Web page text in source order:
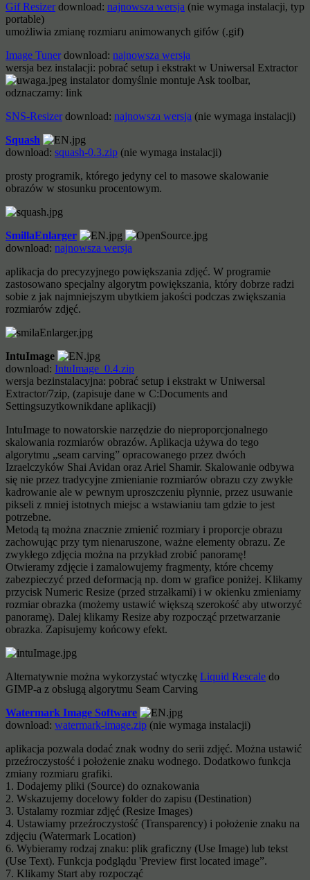
Gif Resizerdownload: najnowsza wersja (nie wymaga instalacji, typ
portable)
umożliwia zmianę rozmiaru animowanych gifów (.gif)
Image Tunerdownload: najnowsza wersja
wersja bez instalacji: pobrać setup i ekstrakt w Uniwersal Extractor
instalator domyślnie montuje Ask toolbar,
odznaczamy: link
SNS-Resizerdownload: najnowsza wersja (nie wymaga instalacji)
Squash
download: squash-0.3.zip (nie wymaga instalacji)
prosty programik, którego jedyny cel to masowe skalowanie
obrazów w stosunku procentowym.
SmillaEnlarger
download: najnowsza wersja
aplikacja do precyzyjnego powiększania zdjęć. W programie
zastosowano specjalny algorytm powiększania, który dobrze radzi
sobie z jak najmniejszym ubytkiem jakości podczas zwiększania
rozmiarów zdjęć.
IntuImage
download: IntuImage_0.4.zip
wersja bezinstalacyjna: pobrać setup i ekstrakt w Uniwersal
Extractor/7zip, (zapisuje dane w C:Documents and
Settingsuzytkownikdane aplikacji)
IntuImage to nowatorskie narzędzie do nieproporcjonalnego
skalowania rozmiarów obrazów. Aplikacja używa do tego
algorytmu „seam carving” opracowanego przez dwóch
Izraelczyków Shai Avidan oraz Ariel Shamir. Skalowanie odbywa
się nie przez tradycyjne zmienianie rozmiarów obrazu czy zwykłe
kadrowanie ale w pewnym uproszczeniu płynnie, przez usuwanie
pikseli z mniej istotnych miejsc a wstawianiu tam gdzie to jest
potrzebne.
Metodą tą można znacznie zmienić rozmiary i proporcje obrazu
zachowując przy tym nienaruszone, ważne elementy obrazu. Ze
zwykłego zdjęcia można na przykład zrobić panoramę!
Otwieramy zdjęcie i zamalowujemy fragmenty, które chcemy
zabezpieczyć przed deformacją np. dom w grafice poniżej. Klikamy
przycisk Numeric Resize (przed strzałkami) i w okienku zmieniamy
rozmiar obrazka (możemy ustawić większą szerokość aby utworzyć
panoramę). Dalej klikamy Resize aby rozpocząć przetwarzanie
obrazka. Zapisujemy końcowy efekt.
Alternatywnie można wykorzystać wtyczkę Liquid Rescale do
GIMP-a z obsługą algorytmu Seam Carving
Watermark Image Software
download: watermark-image.zip (nie wymaga instalacji)
aplikacja pozwala dodać znak wodny do serii zdjęć. Można ustawić
przeźroczystość i położenie znaku wodnego. Dodatkowo funkcja
zmiany rozmiaru grafiki.
1. Dodajemy pliki (Source) do oznakowania
2. Wskazujemy docelowy folder do zapisu (Destination)
3. Ustalamy rozmiar zdjęć (Resize Images)
4. Ustawiamy przeźroczystość (Transparency) i położenie znaku na
zdjęciu (Watermark Location)
6. Wybieramy rodzaj znaku: plik graficzny (Use Image) lub tekst
(Use Text). Funkcja podglądu 'Preview first located image”.
7. Klikamy Start aby rozpocząć